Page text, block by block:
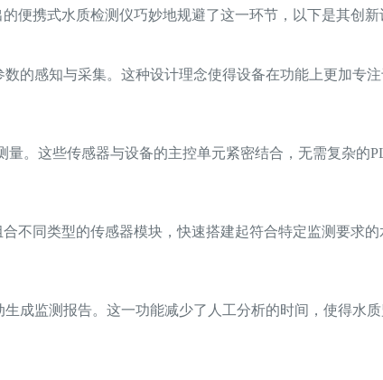
便携式水质检测仪巧妙地规避了这一环节，以下是其创
的感知与采集。这种设计理念使得设备在功能上更加专
。这些传感器与设备的主控单元紧密结合，无需复杂的
不同类型的传感器模块，快速搭建起符合特定监测要求
成监测报告。这一功能减少了人工分析的时间，使得水